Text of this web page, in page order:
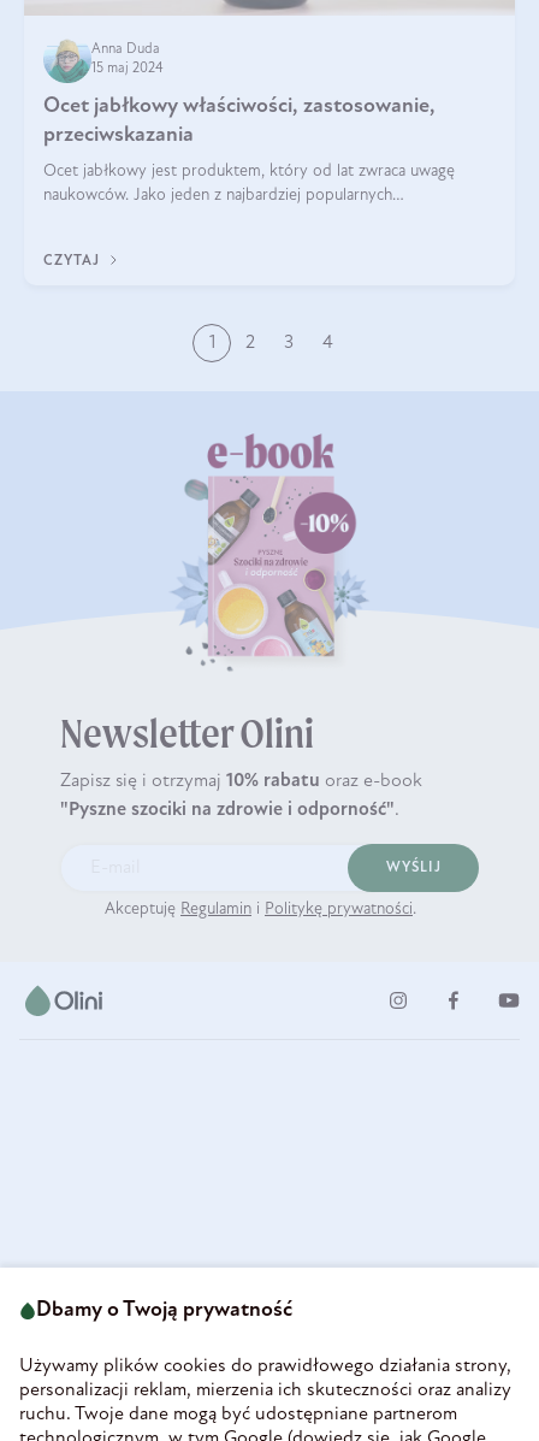
Anna Duda
15 maj 2024
Ocet jabłkowy właściwości, zastosowanie,
przeciwskazania
Ocet jabłkowy jest produktem, który od lat zwraca uwagę
naukowców. Jako jeden z najbardziej popularnych
CZYTAJ
1 2 3 4
Newsletter Olini
Zapisz się i otrzymaj 10% rabatu oraz e-book
"Pyszne szociki na zdrowie i odporność".
WYŚLIJ
Akceptuję Regulamin i Politykę prywatności.
58-160 Świebodzice
REGON 890213034
INFORMACJE
Dbamy o Twoją prywatność
Używamy plików cookies do prawidłowego działania strony,
personalizacji reklam, mierzenia ich skuteczności oraz analizy
ruchu. Twoje dane mogą być udostępniane partnerom